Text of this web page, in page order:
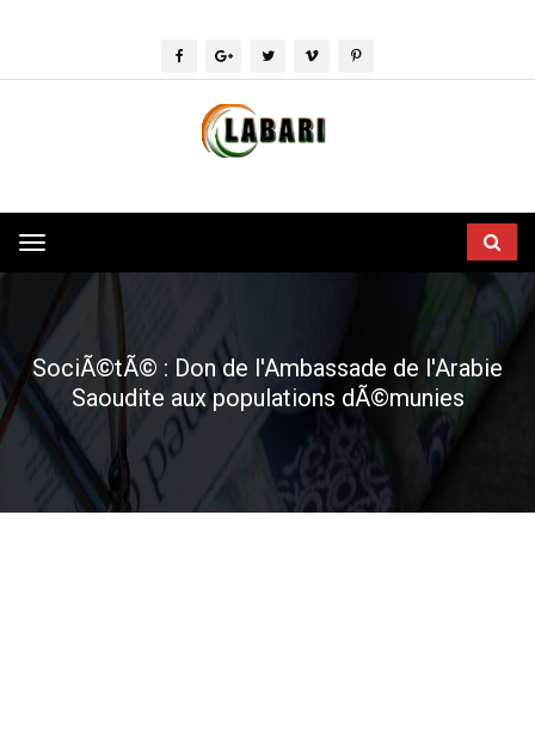
Toggle
navigation
SociÃ©tÃ© : Don de l'Ambassade de l'Arabie
Saoudite aux populations dÃ©munies